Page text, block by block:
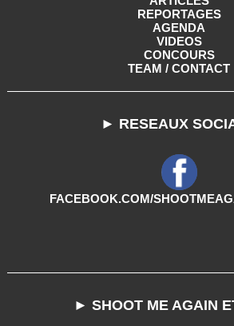
REPORTAGES
AGENDA
VIDEOS
CONCOURS
TEAM / CONTACT
► RESEAUX
FACEBOOK.COM/
► SHOOT ME AGAIN